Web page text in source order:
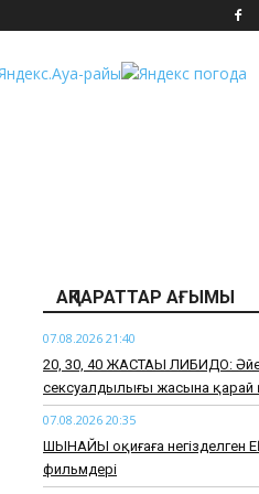
АҚПАРАТТАР АҒЫМЫ
07.08.2026 21:40
​20, 30, 40 ЖАСТАҒЫ ЛИБИДО:
сексуалдылығы жасына қарай
07.08.2026 20:35
​ШЫНАЙЫ оқиғаға негізделген
фильмдері